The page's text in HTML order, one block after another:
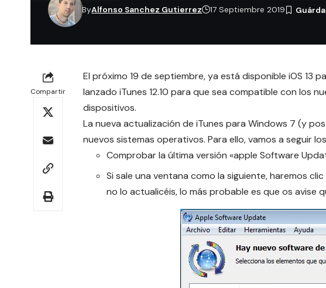
ByAlfonso Sanchez Gutierrez 17 Septiembre 2019
Compartir
El próximo 19 de septiembre, ya está disponible iOS 13
lanzado iTunes 12.10 para que sea compatible con los
dispositivos.
La nueva actualización de iTunes para Windows 7 (y
nuevos sistemas operativos. Para ello, vamos a seguir
Comprobar la última versión «apple Software
Si sale una ventana como la siguiente, haremos
no lo actualicéis, lo más probable es que os avise